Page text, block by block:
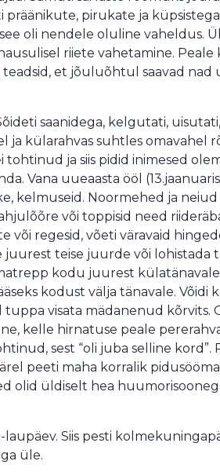
pirukate ja
oli nendele oluline vaheldus.
riiete vahetamine. Peale
et jõuluõhtul saavad nad
saanidega, kelgutati,
ja külarahvas suhtles omavahel
ja siis pidid inimesed
Vana uueaasta ööl
kelmuseid. Noormehed ja
või toppisid need
või regesid, võeti väravaid
teise juurde või lohistada
kodu juurest
kodust välja tänavale. Võidi
tuppa visata mädanenud kõrvits.
kelle hirnatuse peale
sest “oli juba selline kord”.
peeti maha korralik
olid üldiselt hea
Siis pesti
üle.